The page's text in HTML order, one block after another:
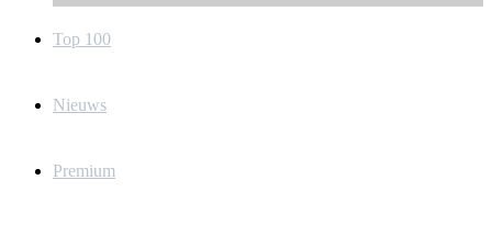
Top 100
Nieuws
Premium